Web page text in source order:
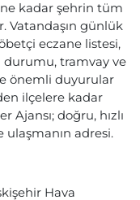
kadar şehrin tüm
Vatandaşın günlük
eczane listesi,
durumu, tramvay ve
önemli duyurular
ilçelere kadar
Ajansı; doğru, hızlı
adresi.
Hava